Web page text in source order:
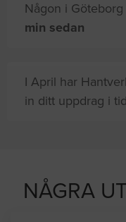
Någon i
min sedan
I April har
in ditt uppdrag i tid